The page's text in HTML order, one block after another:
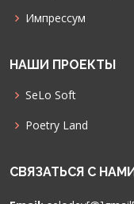
Импрессум
НАШИ ПРОЕКТЫ
SeLo Soft
Poetry Land
СВЯЗАТЬСЯ С